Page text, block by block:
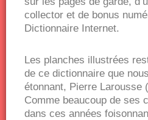
collector et de bonus
Dictionnaire Internet.
Les planches illustrées
de ce dictionnaire que
étonnant, Pierre Larousse
Comme beaucoup de ses
dans ces années